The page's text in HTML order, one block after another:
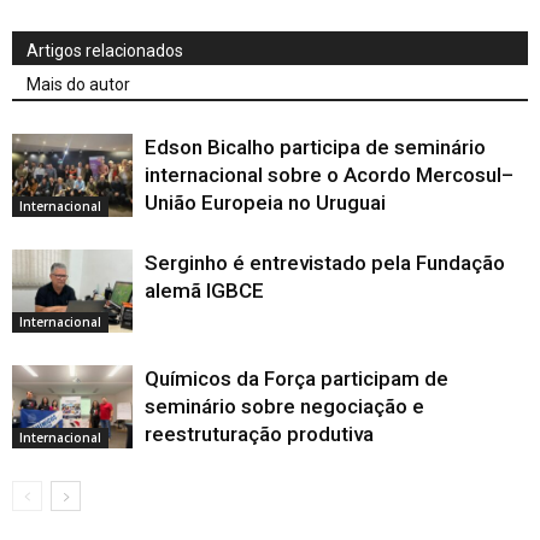
Artigos relacionados
Mais do autor
Internacional
Edson Bicalho participa de seminário
internacional sobre o Acordo Mercosul–
União Europeia no Uruguai
Internacional
Serginho é entrevistado pela Fundação
alemã IGBCE
Internacional
Químicos da Força participam de
seminário sobre negociação e
reestruturação produtiva